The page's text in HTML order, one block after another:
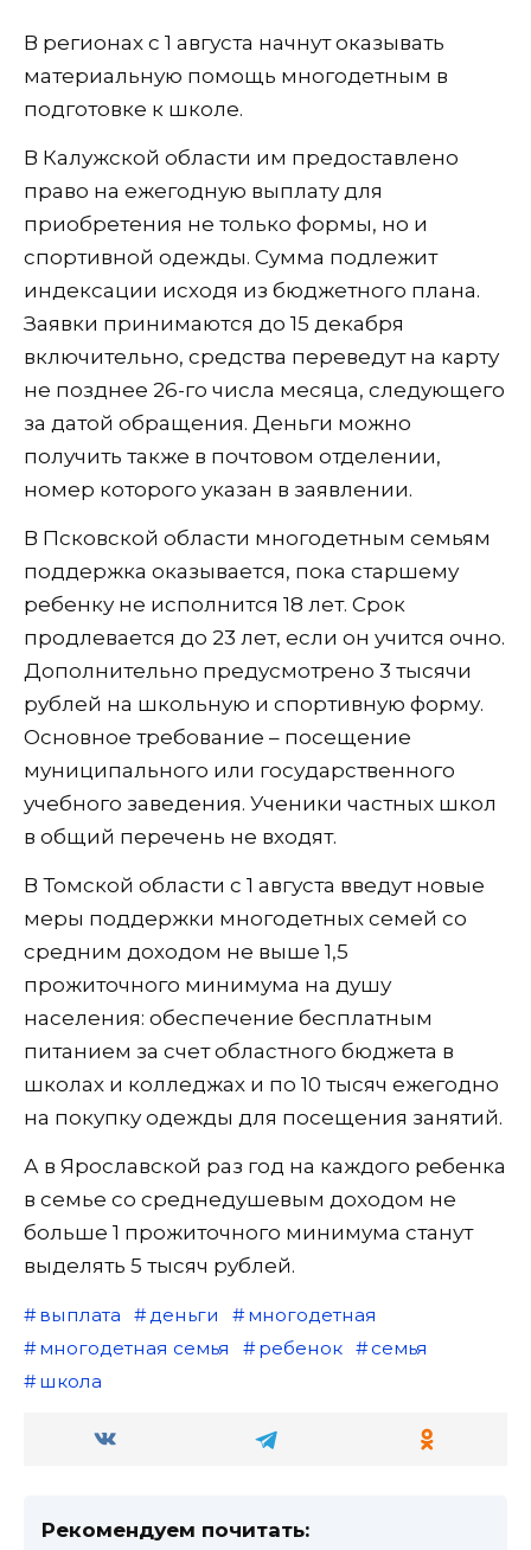
В регионах с 1 августа начнут оказывать
материальную помощь многодетным в
подготовке к школе.
В Калужской области им предоставлено
право на ежегодную выплату для
приобретения не только формы, но и
спортивной одежды. Сумма подлежит
индексации исходя из бюджетного плана.
Заявки принимаются до 15 декабря
включительно, средства переведут на карту
не позднее 26-го числа месяца, следующего
за датой обращения. Деньги можно
получить также в почтовом отделении,
номер которого указан в заявлении.
В Псковской области многодетным семьям
поддержка оказывается, пока старшему
ребенку не исполнится 18 лет. Срок
продлевается до 23 лет, если он учится очно.
Дополнительно предусмотрено 3 тысячи
рублей на школьную и спортивную форму.
Основное требование – посещение
муниципального или государственного
учебного заведения. Ученики частных школ
в общий перечень не входят.
В Томской области с 1 августа введут новые
меры поддержки многодетных семей со
средним доходом не выше 1,5
прожиточного минимума на душу
населения: обеспечение бесплатным
питанием за счет областного бюджета в
школах и колледжах и по 10 тысяч ежегодно
на покупку одежды для посещения занятий.
А в Ярославской раз год на каждого ребенка
в семье со среднедушевым доходом не
больше 1 прожиточного минимума станут
выделять 5 тысяч рублей.
выплата деньги
многодетная
многодетная семья
ребенок
семья
школа
Рекомендуем почитать: